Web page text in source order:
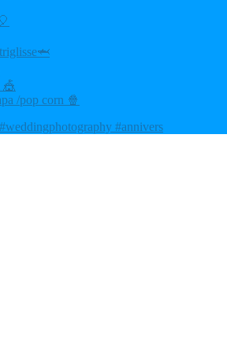
🎪
/pop corn 🍿
#annivers